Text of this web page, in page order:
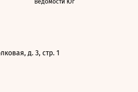
Ведомости Юг
д. 3, стр. 1